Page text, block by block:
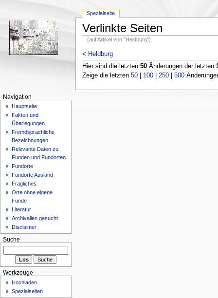
Verlinkte Seiten
(auf Artikel von "Heldburg")
< Heldburg
Hier sind die letzten 50Änderungen der letzten
Zeige die letzten 50| 100| 250| 500
Spezialseite
Navigation
Hauptseite
Fakten und
Überlegungen
Fremdsprachliche
Bezeichnungen
Relevante Daten zu
Funden und Fundorten
Fundorte
Fundorte Ausland
Fragliches
Orte ohne eigene
Funde
Literatur
Archivalien gesucht
Disclaimer
Suche
Werkzeuge
Hochladen
Spezialseiten